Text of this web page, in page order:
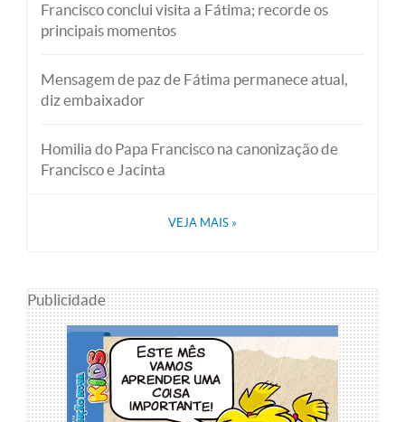
Francisco conclui visita a Fátima; recorde os
principais momentos
Mensagem de paz de Fátima permanece atual,
diz embaixador
Homilia do Papa Francisco na canonização de
Francisco e Jacinta
VEJA MAIS »
Publicidade